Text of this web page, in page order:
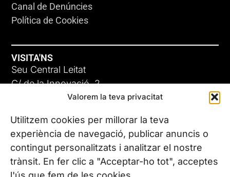
Valorem la teva privacitat
Utilitzem cookies per millorar la teva
experiència de navegació, publicar anuncis o
contingut personalitzats i analitzar el nostre
trànsit. En fer clic a "Acceptar-ho tot", acceptes
Canal de Denúncies
Política de Cookies
VISITA'NS
Seu Central Leitat
C/ de la Innovació, 2
08225 Terrassa, (Barcelona)
Coneix les nostres seus
CONTACTA’NS
Tel. (+34) 937 882 300